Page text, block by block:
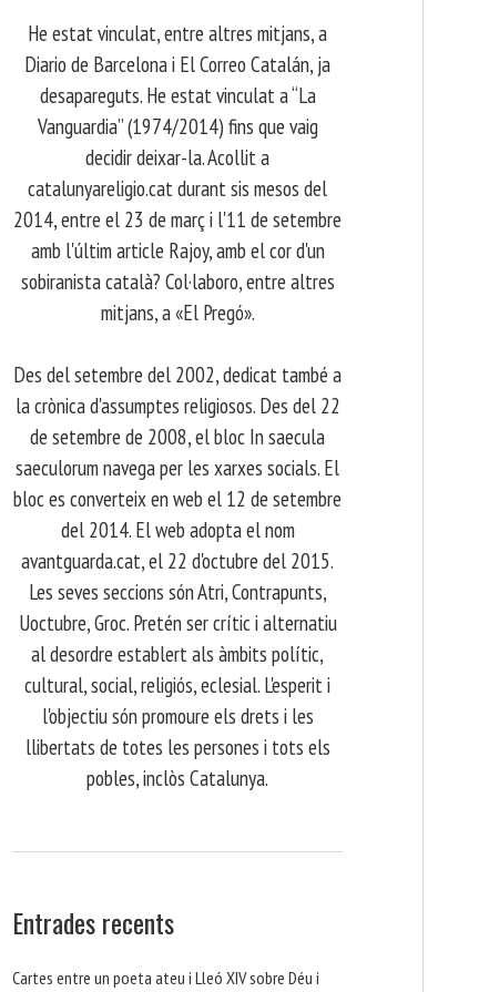
​ He estat vinculat, entre altres mitjans, a
Diario de Barcelona i El Correo Catalán, ja
desapareguts. He estat vinculat a “La
Vanguardia” (1974/2014) fins que vaig
decidir deixar-la. Acollit a
catalunyareligio.cat durant sis mesos del
2014, entre el 23 de març i l'11 de setembre
amb l'últim article Rajoy, amb el cor d'un
sobiranista català? Col·laboro, entre altres
mitjans, a «El Pregó».
​ Des del setembre del 2002, dedicat també a
la crònica d'assumptes religiosos. Des del 22
de setembre de 2008, el bloc In saecula
saeculorum navega per les xarxes socials. El
bloc es converteix en web el 12 de setembre
del 2014. El web adopta el nom
avantguarda.cat, el 22 d'octubre del 2015.
Les seves seccions són Atri, Contrapunts,
Uoctubre, Groc. Pretén ser crític i alternatiu
al desordre establert als àmbits polític,
cultural, social, religiós, eclesial. L'esperit i
l'objectiu són promoure els drets i les
llibertats de totes les persones i tots els
pobles, inclòs Catalunya.
Entrades recents
Cartes entre un poeta ateu i Lleó XIV sobre Déu i